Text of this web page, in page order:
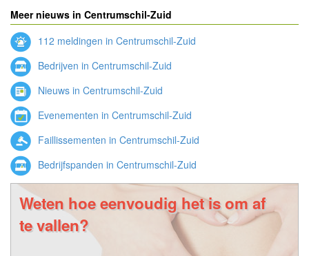
Meer nieuws in Centrumschil-Zuid
112 meldingen in Centrumschil-Zuid
Bedrijven in Centrumschil-Zuid
Nieuws in Centrumschil-Zuid
Evenementen in Centrumschil-Zuid
Faillissementen in Centrumschil-Zuid
Bedrijfspanden in Centrumschil-Zuid
Weten hoe eenvoudig het is om af
te vallen?